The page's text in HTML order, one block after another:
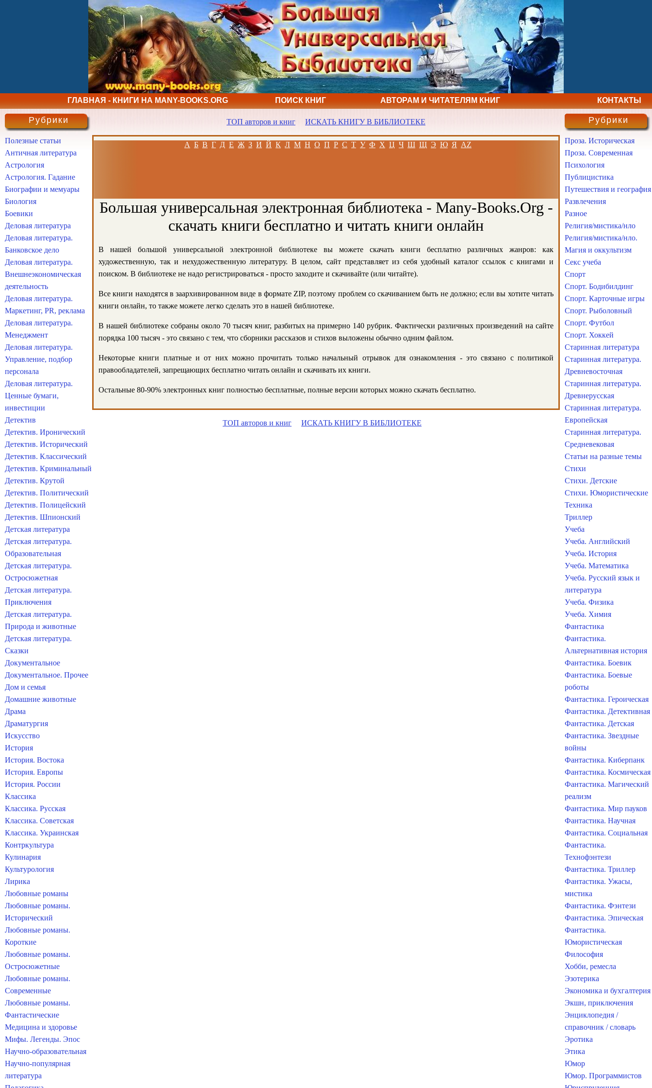
ГЛАВНАЯ - КНИГИ НА MANY-BOOKS.ORG ПОИСК КНИГ АВТОРАМ И ЧИТАТЕЛЯМ КНИГ КОНТАКТЫ
ТОП авторов и книг ИСКАТЬ КНИГУ В БИБЛИОТЕКЕ
А Б В Г Д Е Ж З И Й К Л М Н О П Р С Т У Ф Х Ц Ч Ш Щ Э Ю Я AZ
Большая универсальная электронная библиотека - Many-Books.Org -
скачать книги бесплатно и читать книги онлайн
В нашей большой универсальной электронной библиотеке вы можете скачать книги бесплатно различных жанров: как
художественную, так и нехудожественную литературу. В целом, сайт представляет из себя удобный каталог ссылок с книгами и
поиском. В библиотеке не надо регистрироваться - просто заходите и скачивайте (или читайте).
Все книги находятся в заархивированном виде в формате ZIP, поэтому проблем со скачиванием быть не должно; если вы хотите читать
книги онлайн, то также можете легко сделать это в нашей библиотеке.
В нашей библиотеке собраны около 70 тысяч книг, разбитых на примерно 140 рубрик. Фактически различных произведений на сайте
порядка 100 тысяч - это связано с тем, что сборники рассказов и стихов выложены обычно одним файлом.
Некоторые книги платные и от них можно прочитать только начальный отрывок для ознакомления - это связано с политикой
правообладателей, запрещающих бесплатно читать онлайн и скачивать их книги.
Остальные 80-90% электронных книг полностью бесплатные, полные версии которых можно скачать бесплатно.
ТОП авторов и книг ИСКАТЬ КНИГУ В БИБЛИОТЕКЕ
Рубрики
Полезные статьи
Античная литература
Астрология
Астрология. Гадание
Биографии и мемуары
Биология
Боевики
Деловая литература
Деловая литература.
Банковское дело
Деловая литература.
Внешнеэкономическая
деятельность
Деловая литература.
Маркетинг, PR, реклама
Деловая литература.
Менеджмент
Деловая литература.
Управление, подбор
персонала
Деловая литература.
Ценные бумаги,
инвестиции
Детектив
Детектив. Иронический
Детектив. Исторический
Детектив. Классический
Детектив. Криминальный
Детектив. Крутой
Детектив. Политический
Детектив. Полицейский
Детектив. Шпионский
Детская литература
Детская литература.
Образовательная
Детская литература.
Остросюжетная
Детская литература.
Приключения
Детская литература.
Природа и животные
Детская литература.
Сказки
Документальное
Документальное. Прочее
Дом и семья
Домашние животные
Драма
Драматургия
Искусство
История
История. Востока
История. Европы
История. России
Классика
Классика. Русская
Классика. Советская
Классика. Украинская
Контркультура
Кулинария
Культурология
Лирика
Любовные романы
Любовные романы.
Исторический
Любовные романы.
Короткие
Любовные романы.
Остросюжетные
Любовные романы.
Современные
Любовные романы.
Фантастические
Медицина и здоровье
Мифы. Легенды. Эпос
Научно-образовательная
Научно-популярная
литература
Рубрики
Проза. Историческая
Проза. Современная
Психология
Публицистика
Путешествия и география
Развлечения
Разное
Религия/мистика/нло
Религия/мистика/нло.
Магия и оккультизм
Секс учеба
Спорт
Спорт. Бодибилдинг
Спорт. Карточные игры
Спорт. Рыболовный
Спорт. Футбол
Спорт. Хоккей
Старинная литература
Старинная литература.
Древневосточная
Старинная литература.
Древнерусская
Старинная литература.
Европейская
Старинная литература.
Средневековая
Статьи на разные темы
Стихи
Стихи. Детские
Стихи. Юмористические
Техника
Триллер
Учеба
Учеба. Английский
Учеба. История
Учеба. Математика
Учеба. Русский язык и
литература
Учеба. Физика
Учеба. Химия
Фантастика
Фантастика.
Альтернативная история
Фантастика. Боевик
Фантастика. Боевые
роботы
Фантастика. Героическая
Фантастика. Детективная
Фантастика. Детская
Фантастика. Звездные
войны
Фантастика. Киберпанк
Фантастика. Космическая
Фантастика. Магический
реализм
Фантастика. Мир пауков
Фантастика. Научная
Фантастика. Социальная
Фантастика.
Технофэнтези
Фантастика. Триллер
Фантастика. Ужасы,
мистика
Фантастика. Фэнтези
Фантастика. Эпическая
Фантастика.
Юмористическая
Философия
Хобби, ремесла
Эзотерика
Экономика и бухгалтерия
Экшн, приключения
Энциклопедия /
справочник / словарь
Эротика
Этика
Юмор
Юмор. Программистов